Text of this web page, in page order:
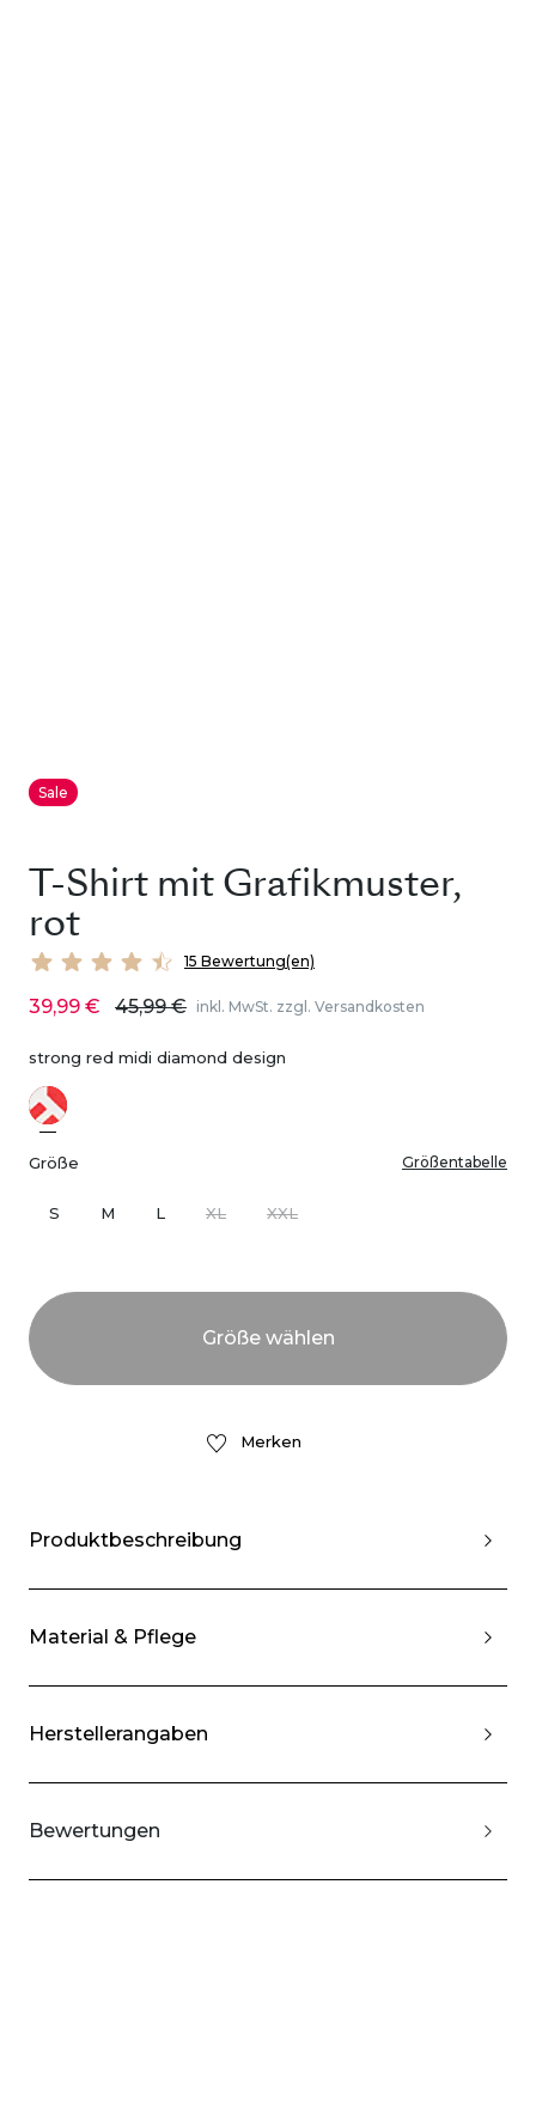
Sale
T-Shirt mit Grafikmuster,
rot
15 Bewertung(en)
39,99 € 45,99 € inkl. MwSt. zzgl. Versandkosten
strong red midi diamond design
Größe Größentabelle
S M L XL XXL
Merken
Produktbeschreibung
Material & Pflege
Herstellerangaben
Bewertungen